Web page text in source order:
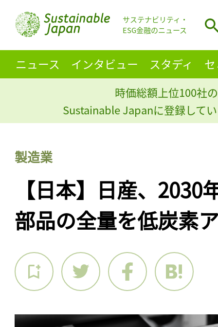
サステナビリティ・
ESG金融のニュース
ニュース インタビュー スタディ
時価総額上位100社
Sustainable Japanに登録して
製造業
【日本】日産、2030
部品の全量を低炭素